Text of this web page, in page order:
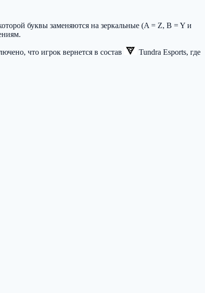
буквы заменяются на зеркальные (A = Z, B = Y и
что игрок вернется в состав Tundra Esports, где